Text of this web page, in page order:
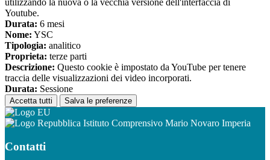
utilizzando la nuova o la vecchia versione dell'interfaccia di
Youtube.
Durata: 6 mesi
Nome: YSC
Tipologia: analitico
Proprieta: terze parti
Descrizione: Questo cookie è impostato da YouTube per tenere
traccia delle visualizzazioni dei video incorporati.
Durata: Sessione
Accetta tutti Salva le preferenze
Istituto Comprensivo Mario Novaro Imperia
Contatti